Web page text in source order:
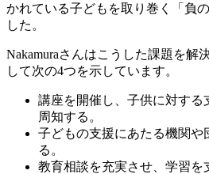
かれている子どもを取り巻く「負
した。
Nakamuraさんはこうした課題を解
して次の4つを示しています。
講座を開催し、子供に対する
周知する。
子どもの支援にあたる機関や
る。
教育相談を充実させ、学習を